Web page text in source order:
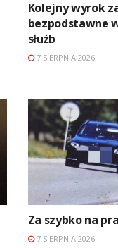
Kolejny wyrok
bezpodstawne
służb
7 SIERPNIA 2026
Za szybko na
7 SIERPNIA 2026